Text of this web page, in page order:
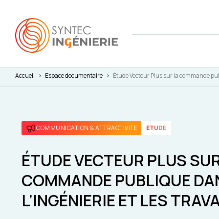
Nous
Nos
Social
Accueil > Espace documentaire > Étude Vecteur Plus sur la commande
COMMUNICATION & ATTRACTIVITÉ ÉTUDE
ÉTUDE VECTEUR PLUS
COMMANDE PUBLIQUE
L’INGÉNIERIE ET LES